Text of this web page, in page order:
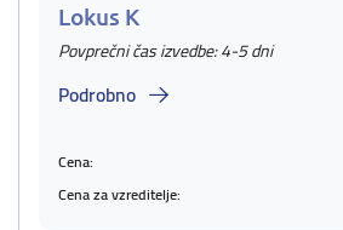
Lokus K
Povprečni čas izvedbe: 4-5 dni
Podrobno
Cena:
Cena za vzreditelje: